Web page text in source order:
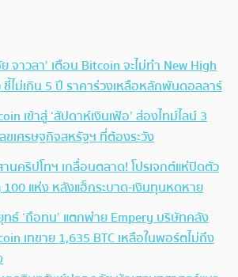
จาวลา’ เตือน Bitcoin จะไม่ทำ New High
ชี้ไม่เกิน 5 ปี ราคาร่วงเหลือหลักพันดอลลาร์
เข้าสู่ ‘สัปดาห์เงินเฟ้อ’ ส่องไทม์ไลน์ 3
ขเศรษฐกิจสหรัฐฯ ที่ต้องระวัง
นคริปโทฯ เกลื่อนตลาด! โปรเจกต์แห่ปิดตัว
100 แห่ง หลังแฮ็กระบาด-เงินทุนหดหาย
ธ์ ‘ถือทน’ แตกพ่าย Empery บริษัทคลัง
เทขาย 1,635 BTC เหลือในพอร์ตไม่ถึง